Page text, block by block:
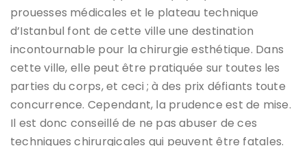
prouesses médicales et le plateau technique
d’Istanbul font de cette ville une destination
incontournable pour la chirurgie esthétique. Dans
cette ville, elle peut être pratiquée sur toutes les
parties du corps, et ceci ; à des prix défiants toute
concurrence. Cependant, la prudence est de mise.
Il est donc conseillé de ne pas abuser de ces
techniques chirurgicales qui peuvent être fatales.